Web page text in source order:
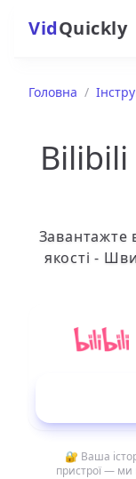
VidQuickly
Головна /
Завантажте
якості -
🔐 Ваша
пристрої — ми